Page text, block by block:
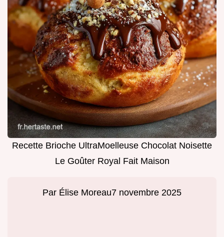
Recette Brioche UltraMoelleuse Chocolat Noisette
Le Goûter Royal Fait Maison
Par Élise Moreau7 novembre 2025